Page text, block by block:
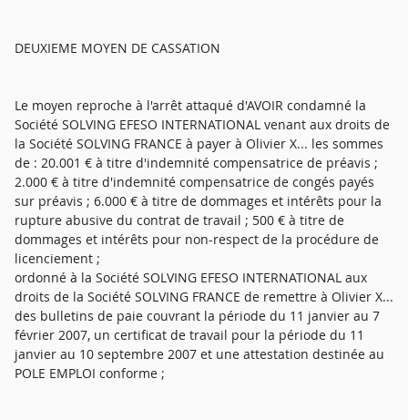
DEUXIEME MOYEN DE CASSATION
Le moyen reproche à l'arrêt attaqué d'AVOIR condamné la
Société SOLVING EFESO INTERNATIONAL venant aux droits de
la Société SOLVING FRANCE à payer à Olivier X... les sommes
de : 20.001 € à titre d'indemnité compensatrice de préavis ;
2.000 € à titre d'indemnité compensatrice de congés payés
sur préavis ; 6.000 € à titre de dommages et intérêts pour la
rupture abusive du contrat de travail ; 500 € à titre de
dommages et intérêts pour non-respect de la procédure de
licenciement ;
ordonné à la Société SOLVING EFESO INTERNATIONAL aux
droits de la Société SOLVING FRANCE de remettre à Olivier X...
des bulletins de paie couvrant la période du 11 janvier au 7
février 2007, un certificat de travail pour la période du 11
janvier au 10 septembre 2007 et une attestation destinée au
POLE EMPLOI conforme ;